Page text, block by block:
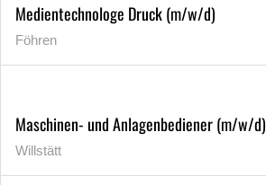
Medientechnologe Druck (m/w/d)
Föhren
Maschinen- und Anlagenbediener (m/w/d)
Willstätt